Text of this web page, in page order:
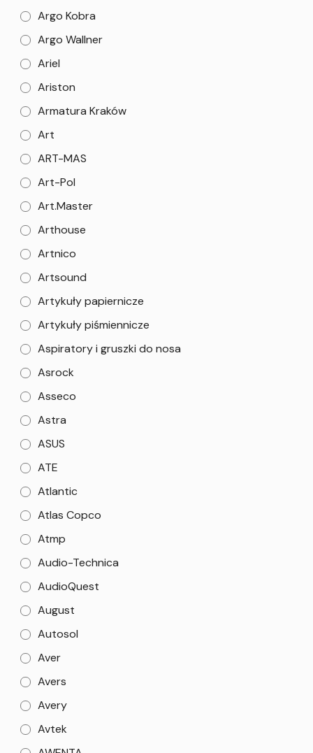
Argo Kobra
Argo Wallner
Ariel
Ariston
Armatura Kraków
Art
ART-MAS
Art-Pol
Art.Master
Arthouse
Artnico
Artsound
Artykuły papiernicze
Artykuły piśmiennicze
Aspiratory i gruszki do nosa
Asrock
Asseco
Astra
ASUS
ATE
Atlantic
Atlas Copco
Atmp
Audio-Technica
AudioQuest
August
Autosol
Aver
Avers
Avery
Avtek